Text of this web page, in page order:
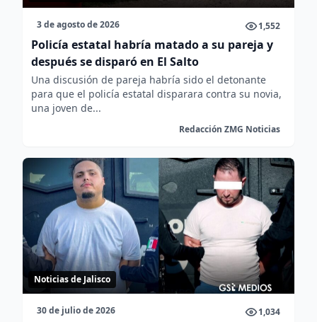
3 de agosto de 2026 1,552
Policía estatal habría matado a su pareja y
después se disparó en El Salto
Una discusión de pareja habría sido el detonante
para que el policía estatal disparara contra su novia,
una joven de...
Redacción ZMG Noticias
Noticias de Jalisco
30 de julio de 2026 1,034